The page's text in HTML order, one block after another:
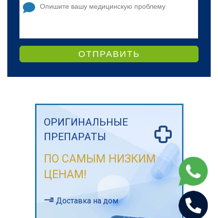
ОТПРАВИТЬ
ОРИГИНАЛЬНЫЕ
ПРЕПАРАТЫ
ПО САМЫМ НИЗКИМ
ЦЕНАМ!
Доставка на дом